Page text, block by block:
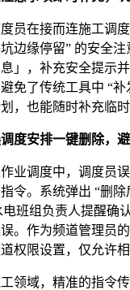
员在接而连施工调
边缘停留” 的安全
息」，补充安全提示
免了传统工具中 “
，也能随时补充临
度安排一键删除，
业调度中，调度员
令。系统弹出 “删
电班组负责人提醒确
。作为频道管理员
权限设置，仅允许
领域，精准的指令